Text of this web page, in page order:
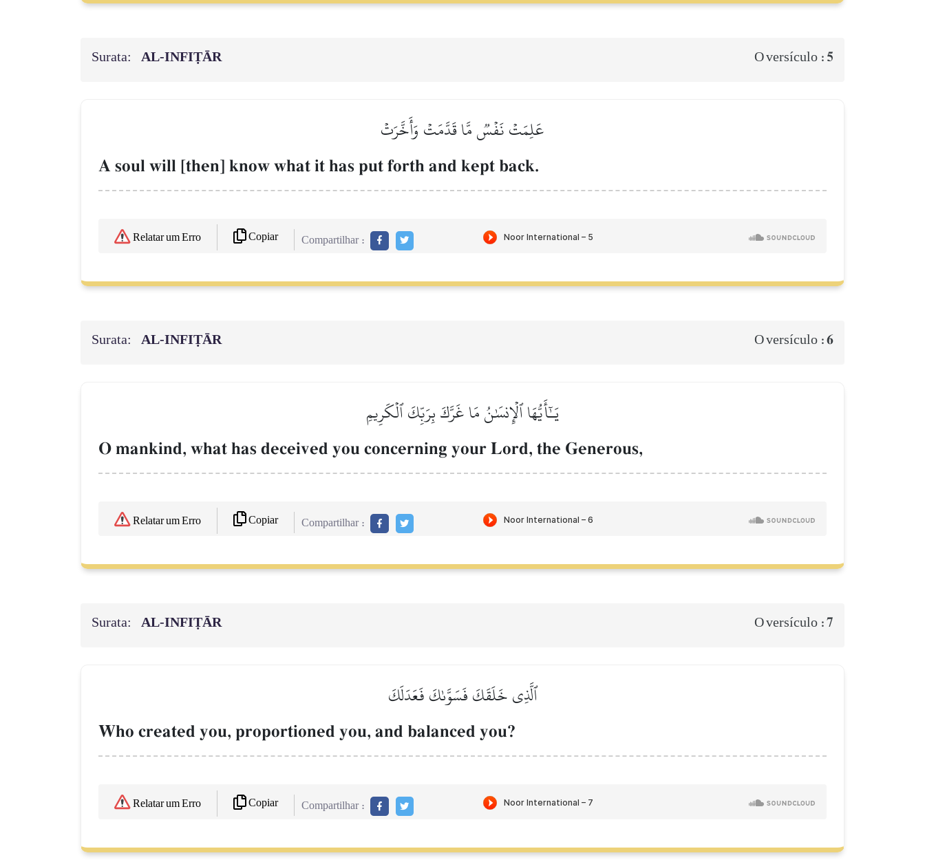
Surata: AL‑INFIṬĀR O versículo : 5
عَلِمَتۡ نَفۡسٞ مَّا قَدَّمَتۡ وَأَخَّرَتۡ
A soul will [then] know what it has put forth and kept back.
Relatar um Erro Copiar Compartilhar :
Surata: AL‑INFIṬĀR O versículo :6
يَـٰٓأَيُّهَا ٱلۡإِنسَٰنُ مَا غَرَّكَ بِرَبِّكَ ٱلۡكَرِيمِ
O mankind, what has deceived you concerning your Lord, the Generous,
Relatar um Erro Copiar Compartilhar :
Surata: AL‑INFIṬĀR O versículo :7
ٱلَّذِي خَلَقَكَ فَسَوَّىٰكَ فَعَدَلَكَ
Who created you, proportioned you, and balanced you?
Relatar um Erro Copiar Compartilhar :